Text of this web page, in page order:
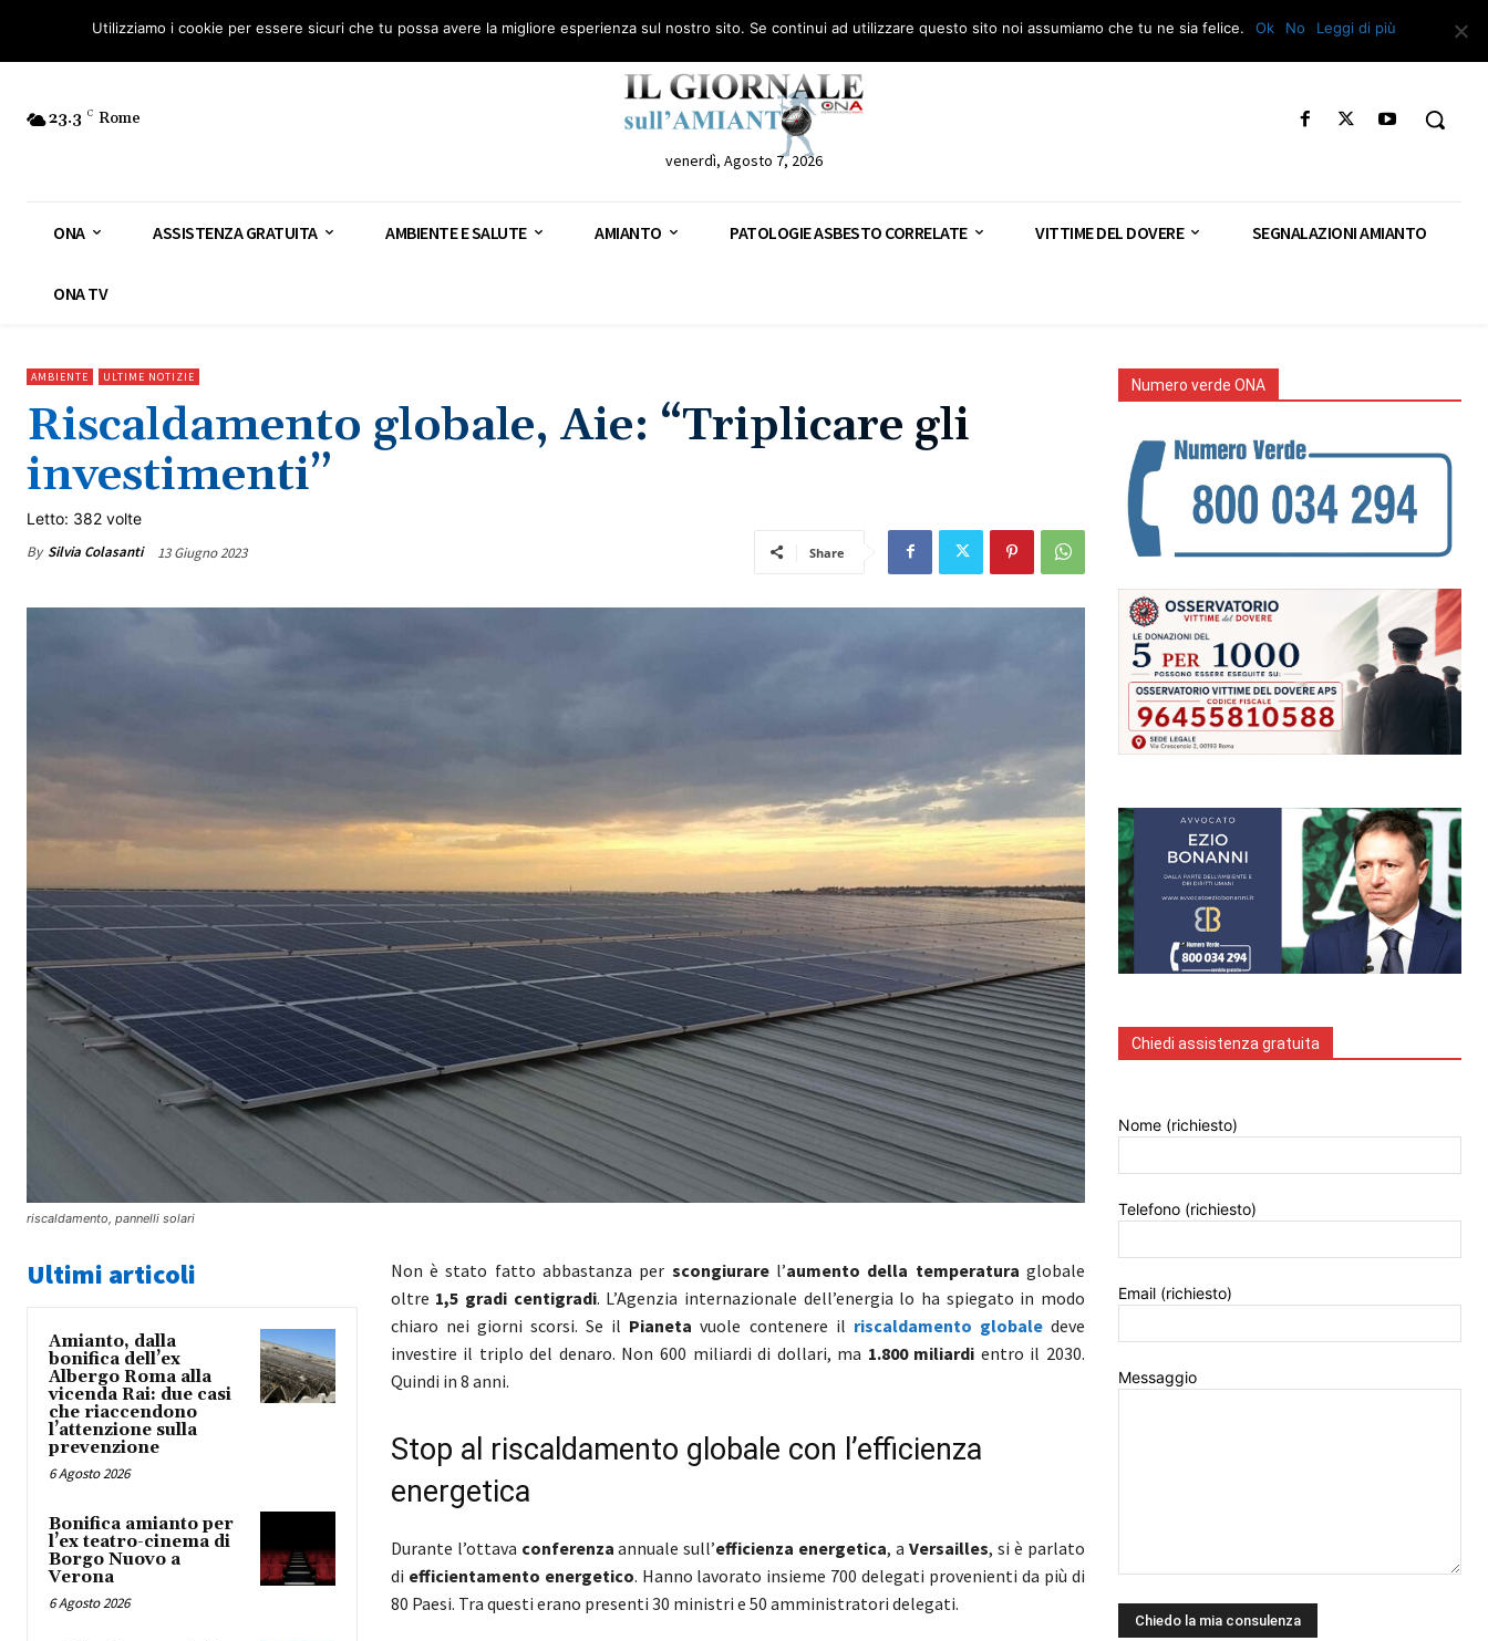
Osservatorio Nazionale Amianto: aderisci Diventa Guardia Nazionale Amianto – AGN Consulenza legale gratuita: civile, penale e lavoro Segnala – AGN Segnala – Repac
23.3 C Rome
venerdì, Agosto 7, 2026
ONA ASSISTENZA GRATUITA AMBIENTE E SALUTE AMIANTO PATOLOGIE ASBESTO CORRELATE VITTIME DEL DOVERE SEGNALAZIONI AMIANTO
ONA TV
AMBIENTE ULTIME NOTIZIE
Riscaldamento globale, Aie: “Triplicare gli
investimenti”
Letto: 382 volte
By Silvia Colasanti 13 Giugno 2023 Share
riscaldamento, pannelli solari
Ultimi articoli
Amianto, dalla
bonifica dell’ex
Albergo Roma alla
vicenda Rai: due casi
che riaccendono
l’attenzione sulla
prevenzione
6 Agosto 2026
Bonifica amianto per
l’ex teatro-cinema di
Borgo Nuovo a
Verona
6 Agosto 2026
Non è stato fatto abbastanza per scongiurarel’aumento della temperatura globale
oltre 1,5 gradi centigradi. L’Agenzia internazionale dell’energia lo ha spiegato in modo
chiaro nei giorni scorsi. Se il Pianeta vuole contenere il riscaldamento globale deve
investire il triplo del denaro. Non 600 miliardi di dollari, ma 1.800 miliardi entro il 2030.
Quindi in 8 anni.
Stop al riscaldamento globale con l’efficienza
energetica
Durante l’ottava conferenza annuale sull’efficienza energetica, aVersailles, si è parlato
di efficientamento energetico. Hanno lavorato insieme 700 delegati provenienti da più di
80 Paesi. Tra questi erano presenti 30 ministri e 50 amministratori delegati.
Numero verde ONA
Chiedi assistenza gratuita
Nome (richiesto)
Telefono (richiesto)
Email (richiesto)
Messaggio
Utilizziamo i cookie per essere sicuri che tu possa avere la migliore esperienza sul nostro sito. Se continui ad utilizzare questo sito noi assumiamo che tu ne sia felice. Ok No Leggi di più